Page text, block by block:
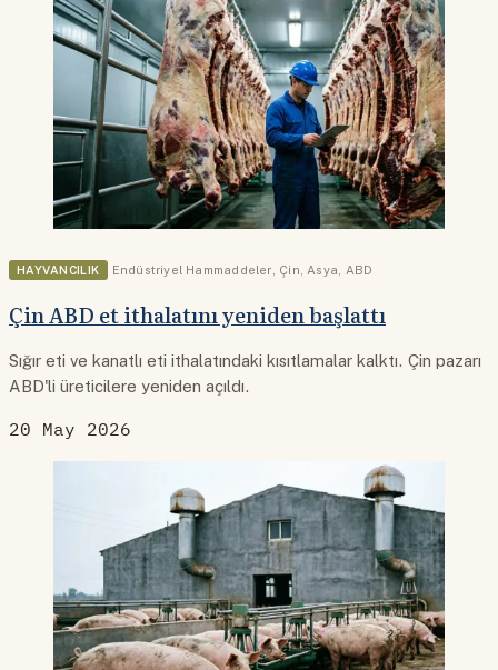
HAYVANCILIK Endüstriyel Hammaddeler Çin Asya ABD
Çin ABD et ithalatını yeniden başlattı
Sığır eti ve kanatlı eti ithalatındaki kısıtlamalar kalktı. Çin pazarı
ABD'li üreticilere yeniden açıldı.
20 May 2026